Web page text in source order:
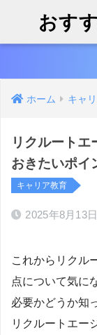
おす
ホーム キャ
リクルートエ
おきたいポイ
キャリア教育
2025年8月13日
これからリクル
点について気に
必要かどうか知
リクルートエー